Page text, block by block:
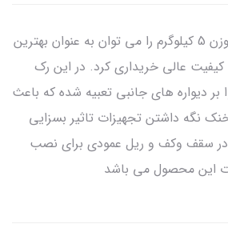
رک دیواری 7 یونیت با وزن 5 کیلوگرم را می توان به عنوان بهترین
عالی خریداری کرد. در این رک
بر دیواره های جانبی تعبیه شده که باعث
نگه داشتن تجهیزات تاثیر بسزایی
در سقف وکف و ریل عمودی برای نصب
این محصول می باشد